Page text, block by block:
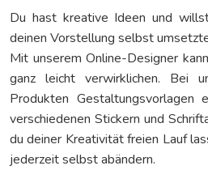
Du hast kreative Ideen und
deinen Vorstellung selbst
Mit unserem Online-Designer
ganz leicht verwirklichen. Bei
Produkten Gestaltungsvorlagen
verschiedenen Stickern und
du deiner Kreativität freien Lauf
jederzeit selbst abändern.